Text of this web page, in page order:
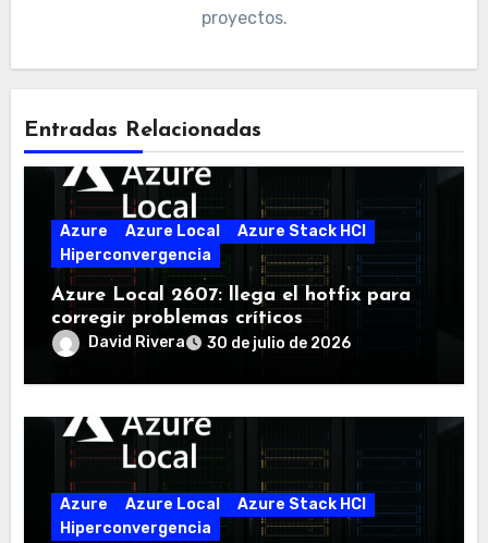
proyectos.
Entradas Relacionadas
Azure Azure Local
Azure Stack HCI
Hiperconvergencia
Azure Local 2607: llega el hotfix para
corregir problemas críticos
David Rivera 30 de julio de 2026
Azure Azure Local
Azure Stack HCI
Hiperconvergencia